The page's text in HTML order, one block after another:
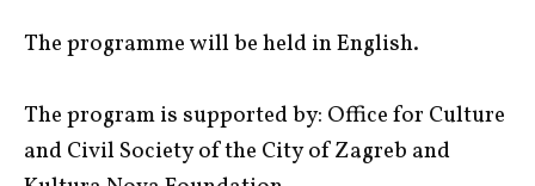
The programme will be held in English.
The program is supported by: Office for Culture
and Civil Society of the City of Zagreb and